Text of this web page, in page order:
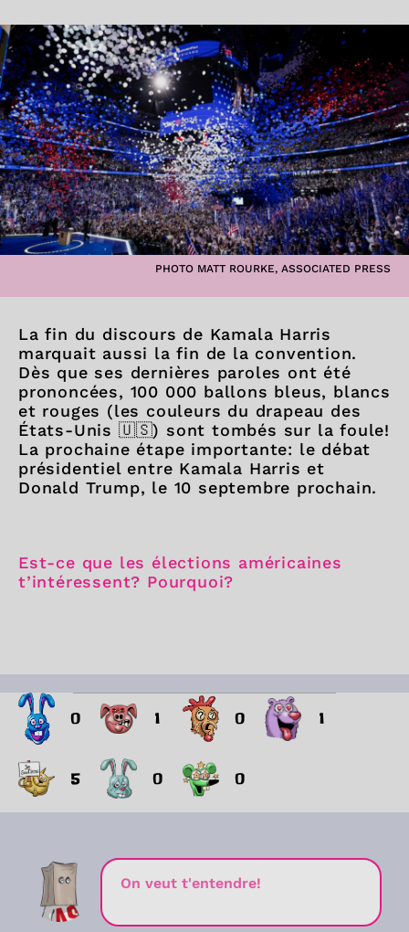
PHOTO MATT ROURKE, ASSOCIATED PRESS
La fin du discours de Kamala Harris
marquait aussi la fin de la convention.
Dès que ses dernières paroles ont été
prononcées, 100 000 ballons bleus, blancs
et rouges (les couleurs du drapeau des
États-Unis 🇺🇸) sont tombés sur la foule!
La prochaine étape importante: le débat
présidentiel entre Kamala Harris et
Donald Trump, le 10 septembre prochain.
Est-ce que les élections américaines
t’intéressent? Pourquoi?
0 1 0 1
5 0 0